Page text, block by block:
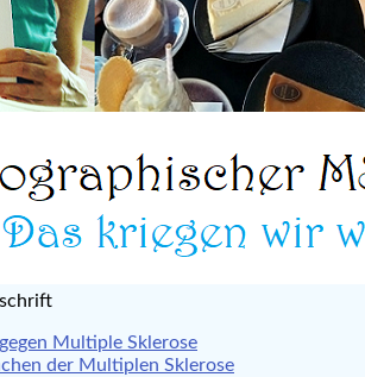
Multiple Sklerose
der Multiplen Sklerose